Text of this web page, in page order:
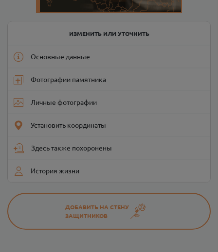
ИЗМЕНИТЬ ИЛИ УТОЧНИТЬ
Основные данные
Фотографии памятника
Личные фотографии
Установить координаты
Здесь также похоронены
История жизни
ДОБАВИТЬ НА СТЕНУ
ЗАЩИТНИКОВ